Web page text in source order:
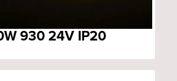
930 24V IP20